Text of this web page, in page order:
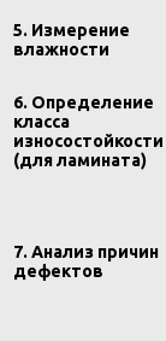
5. Измерение
влажности
6. Определение
класса
износостойкости
(для ламината)
7. Анализ причин
дефектов